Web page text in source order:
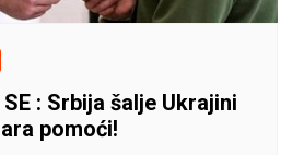
SE : Srbija šalje Ukrajini
pomoći!